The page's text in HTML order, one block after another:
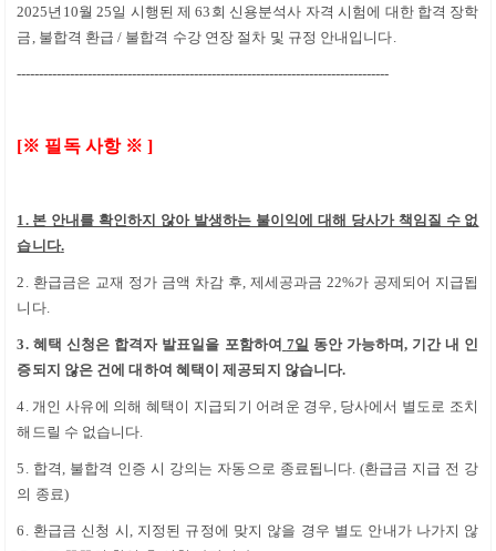
2025년10월 25일 시행된 제 63 회 신용분석사 자격 시험에 대한 합격 장학
금, 불합격 환급/ 불합격 수강 연장 절차 및 규정 안내입니다.
------------------------------------------------------------------------------------
[※ 필독 사항 ※]
1. 본 안내를 확인하지 않아 발생하는 불이익에 대해 당사가 책임질 수 없
습니다.
2. 환급금은 교재 정가 금액 차감 후, 제세공과금22%가 공제되어 지급됩
니다.
3.혜택 신청은 합격자 발표일을 포함하여 7일 동안 가능하며, 기간 내 인
증되지 않은 건에 대하여 혜택이 제공되지 않습니다.
4. 개인 사유에 의해 혜택이 지급되기 어려운 경우, 당사에서 별도로 조치
해드릴 수 없습니다.
5. 합격, 불합격 인증 시 강의는 자동으로 종료됩니다. (환급금 지급 전 강
의 종료)
6. 환급금 신청 시, 지정된 규정에 맞지 않을 경우 별도 안내가 나가지 않